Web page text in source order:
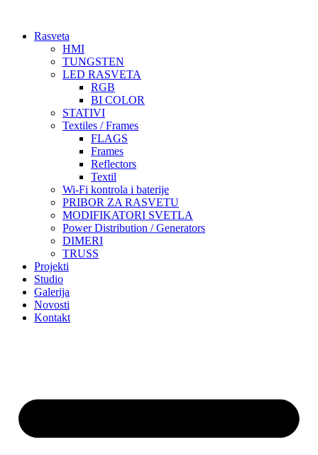
sadržajRasveta
HMI
TUNGSTEN
LED RASVETA
RGB
BI COLOR
STATIVI
Textiles / Frames
FLAGS
Frames
Reflectors
Textil
Wi-Fi kontrola i baterije
PRIBOR ZA RASVETU
MODIFIKATORI SVETLA
Power Distribution / Generators
DIMERI
TRUSS
Projekti
Studio
Galerija
Novosti
Kontakt